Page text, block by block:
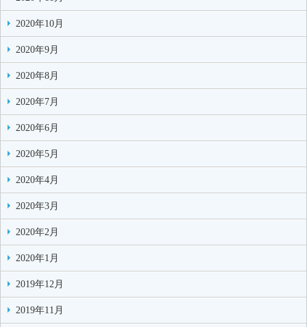
2020年10月
2020年9月
2020年8月
2020年7月
2020年6月
2020年5月
2020年4月
2020年3月
2020年2月
2020年1月
2019年12月
2019年11月